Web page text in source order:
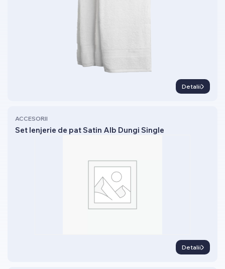
Detalii
ACCESORII
Set lenjerie de pat Satin Alb Dungi Single
Detalii